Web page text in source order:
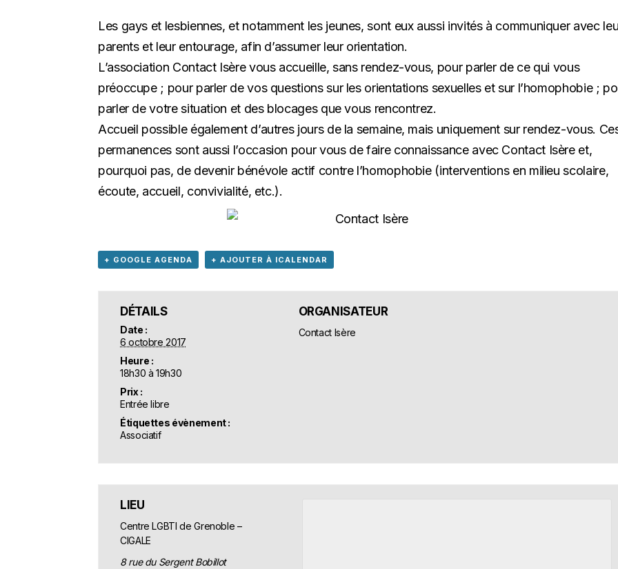
Les gays et lesbiennes, et notamment les jeunes, sont eux aussi invités à communiquer avec
parents et leur entourage, afin d’assumer leur orientation.
L’association Contact Isère vous accueille, sans rendez-vous, pour parler de ce qui vous
préoccupe ; pour parler de vos questions sur les orientations sexuelles et sur l’homophobie ;
parler de votre situation et des blocages que vous rencontrez.
Accueil possible également d’autres jours de la semaine, mais uniquement sur rendez-vous.
permanences sont aussi l’occasion pour vous de faire connaissance avec Contact Isère et,
pourquoi pas, de devenir bénévole actif contre l’homophobie (interventions en milieu scolaire,
écoute, accueil, convivialité, etc.).
+ GOOGLE AGENDA + AJOUTER À ICALENDAR
DÉTAILS
Date :
6 octobre 2017
Heure :
18h30 à 19h30
Prix :
Entrée libre
Étiquettes évènement :
Associatif
ORGANISATEUR
Contact Isère
LIEU
Centre LGBTI de Grenoble –
CIGALE
8 rue du Sergent Bobillot